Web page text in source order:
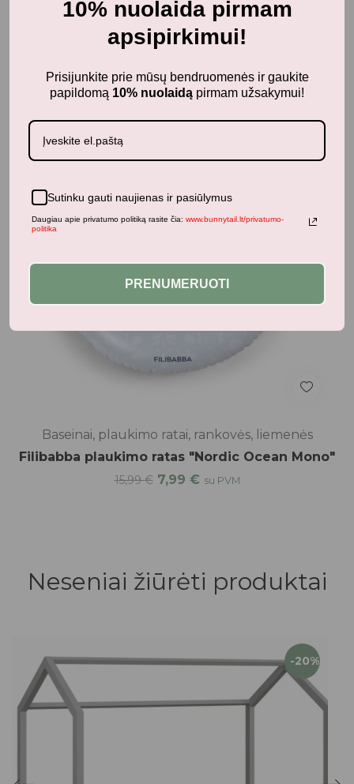
Panašūs produktai
-50%
Baseinai, plaukimo ratai, rankovės, liemenės
Filibabba plaukimo ratas "Nordic Ocean Mono"
15,99€ 7,99 € su PVM
Neseniai žiūrėti produktai
-20%
10% nuolaida pirmam
apsipirkimui!
Prisijunkite prie mūsų bendruomenės ir gaukite
papildomą 10% nuolaidą pirmam užsakymui!
Sutinku gauti naujienas ir pasiūlymus
Daugiau apie privatumo politiką rasite čia: www.bunnytail.lt/privatumo-
politika
PRENUMERUOTI